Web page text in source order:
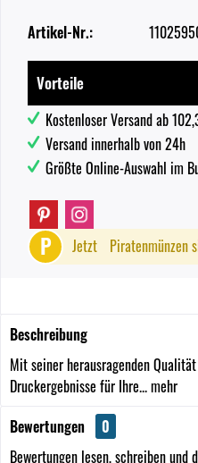
Artikel-Nr.:
Vorteile
Kostenloser Versand ab
Versand innerhalb von 24h
Größte Online-Auswahl im
P Jetzt Piratenmünzen
Beschreibung
Mit seiner herausragenden
Druckergebnisse für Ihre...mehr
Bewertungen
0
Bewertungen lesen, schreiben und